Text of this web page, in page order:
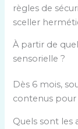
règles de
sceller
À partir de
sensorielle ?
Dès 6 mois,
contenus pour
Quels sont les